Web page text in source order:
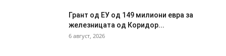
Грант од ЕУ од 149 милиони евра за
железницата од Коридор...
6 август, 2026